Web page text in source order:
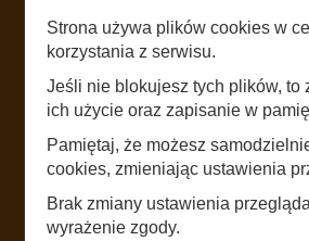
LISTEN
START
The website uses mobile data according to
Strona używa plików cookies w
korzystania z serwisu.
Jeśli nie blokujesz tych plików, to
ich użycie oraz zapisanie w
Pamiętaj, że możesz
cookies, zmieniając ustawienia
Brak zmiany ustawienia
wyrażenie zgody.